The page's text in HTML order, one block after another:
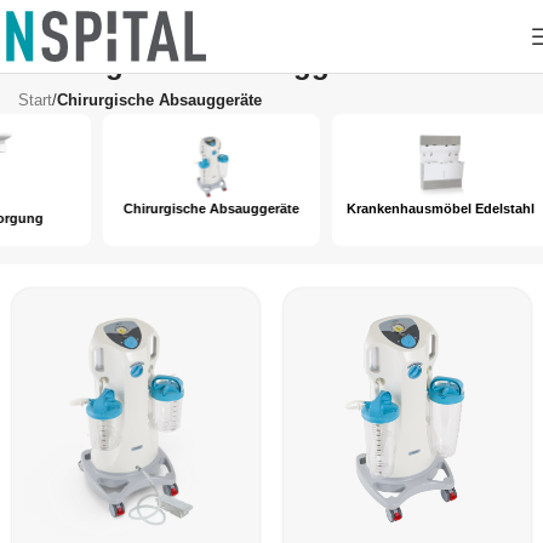
Chirurgische Absauggeräte
Start/Chirurgische Absauggeräte
Chirurgische Absauggeräte Krankenhausmöbel Edelstahl